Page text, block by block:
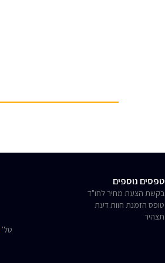
טפסים נוספים
בקשת הצעת מחיר לחו"ד
טופס הזמנת חוות דעת
תצהיר
טל'